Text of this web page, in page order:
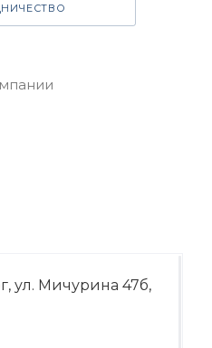
ул. Мичурина 47б,